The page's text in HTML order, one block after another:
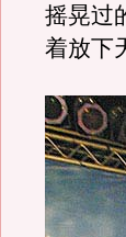
摇晃过
着放下